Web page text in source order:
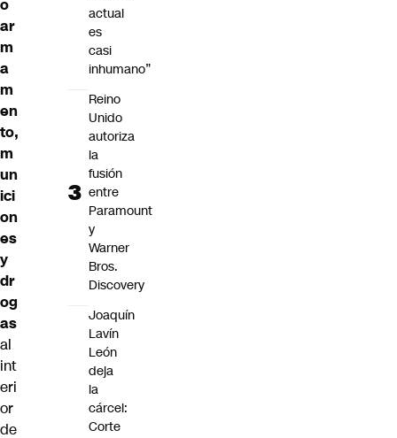
o
ar
m
a
m
en
to,
m
un
ici
on
es
y
dr
og
as
al
int
eri
or
de
actual
es
casi
inhumano”
Reino
Unido
autoriza
la
fusión
entre
Paramount
y
Warner
Bros.
Discovery
Joaquín
Lavín
León
deja
la
cárcel:
Corte